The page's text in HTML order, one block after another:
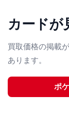
カードが
買取価格の掲載
あります。
ポ